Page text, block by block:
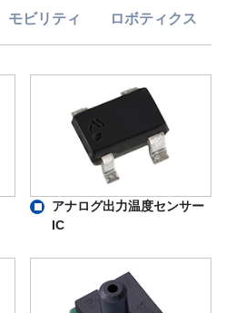
モビリティ ロボティクス
アナログ出力温度センサー
IC